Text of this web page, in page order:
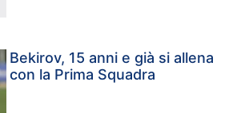
Bekirov, 15 anni e già si allena
con la Prima Squadra